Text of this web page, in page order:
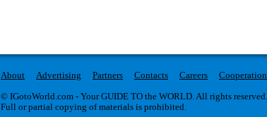
About Advertising Partners Contacts Careers
Cooperation
© IGotoWorld.com - Your GUIDE TO the WORLD. All rights reserved.
Full or partial copying of materials is prohibited.